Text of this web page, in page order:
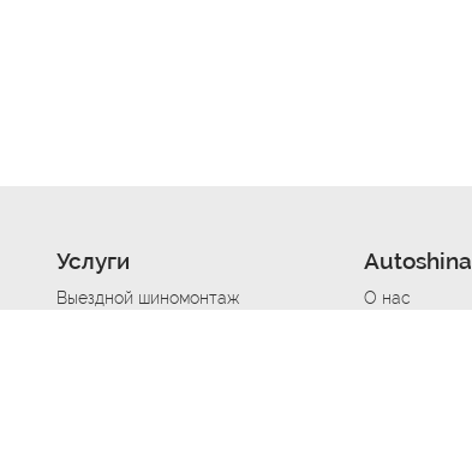
Услуги
Выездной шиномонтаж
Autoshina
О нас